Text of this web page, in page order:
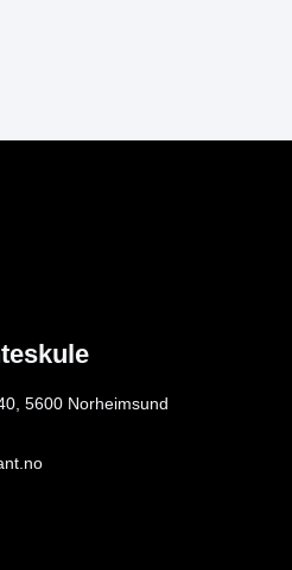
5600 Norheimsund